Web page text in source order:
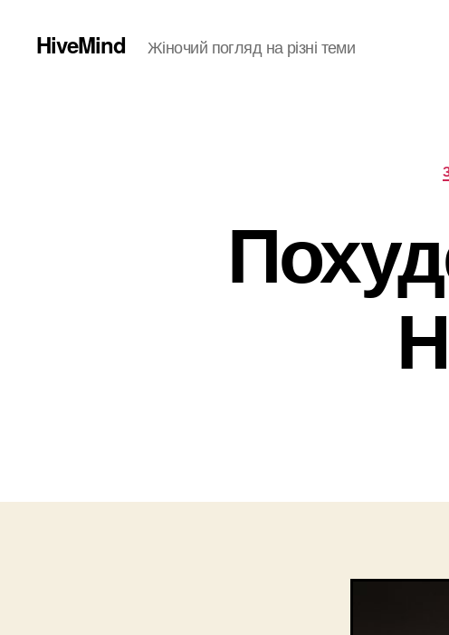
HiveMind Жіночий погляд на різні теми